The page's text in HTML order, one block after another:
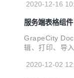
2020-12-16
服务端表格组
GrapeCity
辑、打印、导
2020-12-02